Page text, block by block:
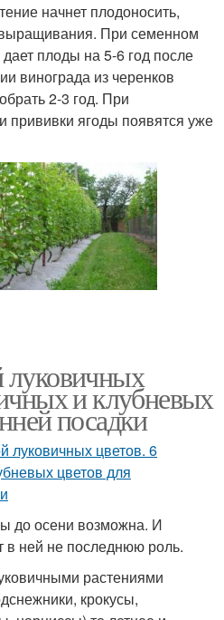
начнет плодоносить,
При семенном
плоды на 5-6 год после
винограда из черенков
2-3 год. При
прививки ягоды появятся уже
луковичных
и клубневых
посадки
до осени возможна. И
в ней не последнюю роль.
растениями
крокусы,